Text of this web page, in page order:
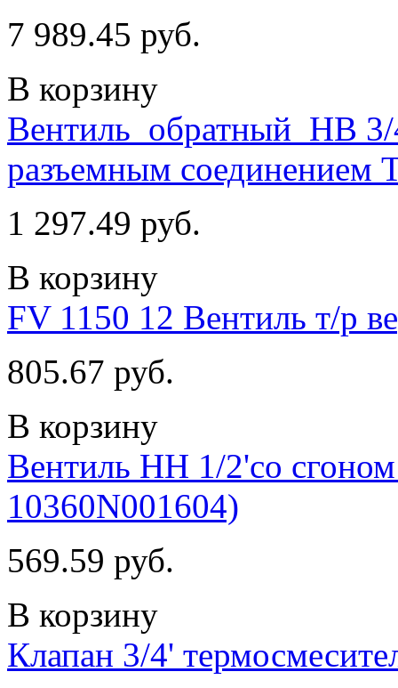
7 989.45 руб.
В корзину
Вентиль_обратный_НВ
разъемным соединением
1 297.49 руб.
В корзину
FV 1150 12 Вентиль т/р
805.67 руб.
В корзину
Вентиль НН 1/2'со
10360N001604)
569.59 руб.
В корзину
Клапан 3/4'